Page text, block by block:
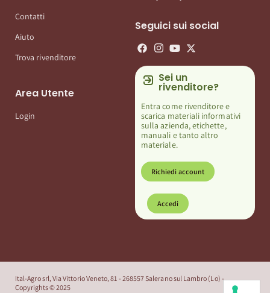
Contatti
Aiuto
Trova rivenditore
Area Utente
Login
Seguici sui social
Sei un
rivenditore?
Entra come rivenditore e
scarica materiali informativi
sulla azienda, etichette,
manuali e tanto altro
materiale.
Richiedi account
Accedi
Ital-Agro srl, Via Vittorio Veneto, 81 - 268557 Salerano sul Lambro (Lo) -
Copyrights © 2025